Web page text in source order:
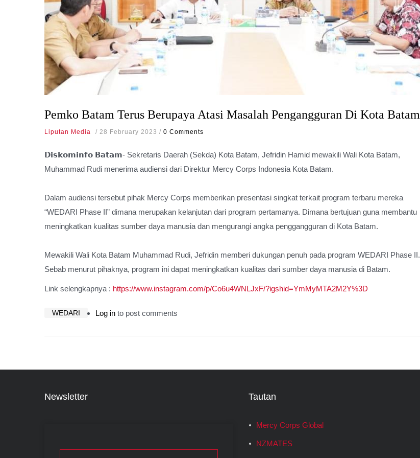
Pemko Batam Terus Berupaya Atasi Masalah Pengangguran Di Kota Batam
Liputan Media / 28 February 2023 / 0 Comments
𝗗𝗶𝘀𝗸𝗼𝗺𝗶𝗻𝗳𝗼 𝗕𝗮𝘁𝗮𝗺- Sekretaris Daerah (Sekda) Kota Batam, Jefridin Hamid mewakili Wali Kota Batam,
Muhammad Rudi menerima audiensi dari Direktur Mercy Corps Indonesia Kota Batam.
Dalam audiensi tersebut pihak Mercy Corps memberikan presentasi singkat terkait program terbaru mereka
“WEDARI Phase II” dimana merupakan kelanjutan dari program pertamanya. Dimana bertujuan guna membantu
meningkatkan kualitas sumber daya manusia dan mengurangi angka penggangguran di Kota Batam.
Mewakili Wali Kota Batam Muhammad Rudi, Jefridin memberi dukungan penuh pada program WEDARI Phase II.
Sebab menurut pihaknya, program ini dapat meningkatkan kualitas dari sumber daya manusia di Batam.
Link selengkapnya : https://www.instagram.com/p/Co6u4WNLJxF/?igshid=YmMyMTA2M2Y%3D
WEDARI Log in to post comments
Newsletter Tautan
Mercy Corps Global
NZMATES